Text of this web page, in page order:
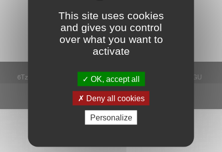
This site uses cookies
and gives you control
over what you want to
activate
OK, accept all
Deny all cookies
Personalize
Mot de passe oublié ? Je crée mon compte
Connexion
6Tzen ©2015 - Tous droits réservés Mentions légales
CGU
Plan du site
FAQ
Contact
Ce service est proposé par6Tzen